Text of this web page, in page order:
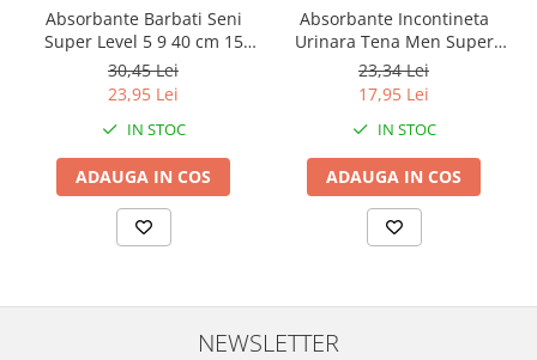
Absorbante Barbati Seni
Super Level 5 9 40 cm 15
Bucati
30,45 Lei
23,95 Lei
IN STOC
ADAUGA IN COS
Absorbante Incontineta
Urinara Tena Men Super
Level 3, 8 bucati
23,34 Lei
17,95 Lei
IN STOC
ADAUGA IN COS
NEWSLETTER